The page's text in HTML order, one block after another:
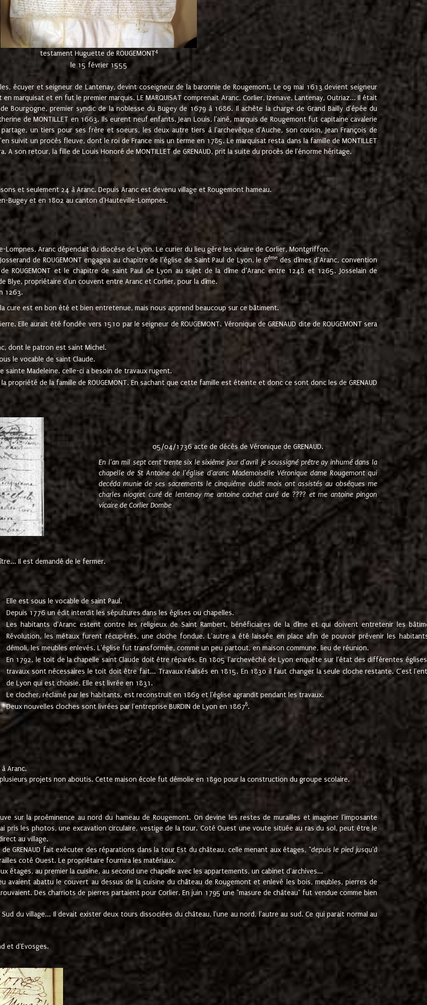
testament Huguette de ROUGEMONT4
le 15 février 1555
écuyer et seigneur de Lantenay, devint coseigneur de la baronnie de Rougemont. Le 09 mai 1613 devient seigneur
en marquisat et en fut le premier marquis. LE MARQUISAT comprenait Aranc, Corlier, Izenave, Lantenay, Outriaz... Il était
Bourgogne, premier syndic de la noblesse du Bugey de 1679 à 1686. Il achète la charge de Grand Bailly d'épée du
de MONTILLET en 1663. Ils eurent neuf enfants. Jean Louis, l'ainé, marquis de Rougemont fut capitaine cavalerie
un tiers pour ses frère et soeurs, les deux autre tiers à l'archevêque d'Auche, son cousin, Jean François de
suivit un procès fleuve, dont le roi de France mis un terme en 1785. Le marquisat resta dans la famille de MONTILLET
A son retour, la fille de Louis Honoré de MONTILLET de GRENAUD, prit la suite du procès de l'énorme héritage.
et seulement 24 à Aranc. Depuis Aranc est devenu village et Rougemont hameau.
Bugey et en 1802 au canton d'Hauteville-Lompnes.
Lompnes, Aranc dépendait du diocèse de Lyon. Le curier du lieu gère les vicaire de Corlier, Montgriffon.
de ROUGEMONT engagea au chapitre de l’église de Saint Paul de Lyon, le 6ème des dîmes d’Aranc, convention
ROUGEMONT et le chapitre de saint Paul de Lyon au sujet de la dîme d’Aranc entre 1248 et 1265. Josselain de
Blye, propriétaire d'un couvent entre Aranc et Corlier, pour la dîme.
1263.
est en bon été et bien entretenue, mais nous apprend beaucoup sur ce bâtiment.
Elle aurait été fondée vers 1510 par le seigneur de ROUGEMONT. Véronique de GRENAUD dite de ROUGEMONT sera
dont le patron est saint Michel.
le vocable de saint Claude.
sainte Madeleine. celle-ci a besoin de travaux rugent.
propriété de la famille de ROUGEMONT. En sachant que cette famille est éteinte et donc ce sont donc les de GRENAUD
05/04/1736 acte de décès de Véronique de GRENAUD.
En l'an mil sept cent trente six le sixième jour d'avril je soussigné prêtre ay inhumé dans la
chapelle de St Antoine de l'église d'aranc Mademoiselle Véronique dame Rougemont qui
decéda munie de ses sacrements le cinquième dudit mois ont assistés au obsèques me
charles niogret curé de lentenay me antoine cachet curé de ???? et me antoine pingon
vicaire de Corlier Dombe
Il est demandé de le fermer.
Elle est sous le vocable de saint Paul.
Depuis 1776 un édit interdit les sépultures dans les églises ou chapelles.
Les habitants d'Aranc estent contre les religieux de Saint Rambert, bénéficiaires de la dîme et qui doivent entretenir les
Révolution, les métaux furent récupérés, une cloche fondue. L'autre a été laissée en place afin de pouvoir prévenir les
démoli, les meubles enlevés. L'église fut transformée, comme un peu partout, en maison commune, lieu de réunion.
En 1792, le toit de la chapelle saint Claude doit être réparés. En 1805 l'archevêché de Lyon enquête sur l'état des différentes
travaux sont nécessaires le toit doit être fait... Travaux réalisés en 1815. En 1830 il faut changer la seule cloche restante. C'est
de Lyon qui est choisie. Elle est livrée en 1831.
Le clocher, réclamé par les habitants, est reconstruit en 1869 et l'église agrandit pendant les travaux.
Deux nouvelles cloches sont livrées par l'entreprise BURDIN de Lyon en 18678.
Aranc.
projets non aboutis. Cette maison école fut démolie en 1890 pour la construction du groupe scolaire.
sur la proéminence au nord du hameau de Rougemont. On devine les restes de murailles et imaginer l'imposante
pris les photos, une excavation circulaire, vestige de la tour. Coté Ouest une voute située au ras du sol, peut être le
au village.
GRENAUD fait exécuter des réparations dans la tour Est du château, celle menant aux étages, "depuis le pied jusqu'à
coté Ouest. Le propriétaire fournira les matériaux.
étages, au premier la cuisine, au second une chapelle avec les appartements, un cabinet d'archives...
avaient abattu le couvert au dessus de la cuisine du château de Rougemont et enlevé les bois, meubles, pierres de
Des charriots de pierres partaient pour Corlier. En juin 1795 une "masure de château" fut vendue comme bien
du village... Il devait exister deux tours dissociées du château, l'une au nord, l'autre au sud. Ce qui parait normal au
et d'Evosges.